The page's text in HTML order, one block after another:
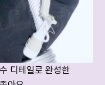
디테일로 완성한